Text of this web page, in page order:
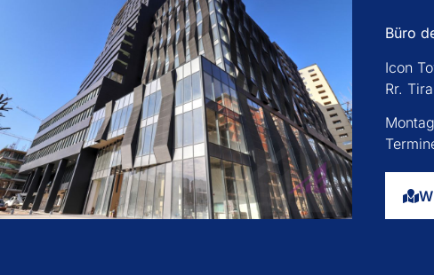
Büro
Icon
Rr.